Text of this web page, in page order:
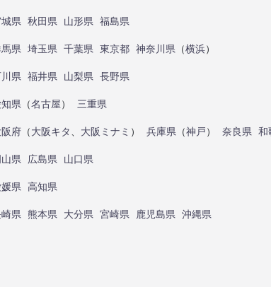
県 秋田県 山形県 福島県
県 埼玉県 千葉県 東京都 神奈川県 （横浜）
県 福井県 山梨県 長野県
県 （名古屋） 三重県
府 （大阪キタ 大阪ミナミ ） 兵庫県 （神戸） 奈良県 和
県 広島県 山口県
県 高知県
県 熊本県 大分県 宮崎県 鹿児島県 沖縄県